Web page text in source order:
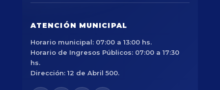
ATENCIÓN MUNICIPAL
Horario municipal: 07:00 a 13:00 hs.
Horario de Ingresos Públicos: 07:00 a 17:30
hs.
Dirección: 12 de Abril 500.